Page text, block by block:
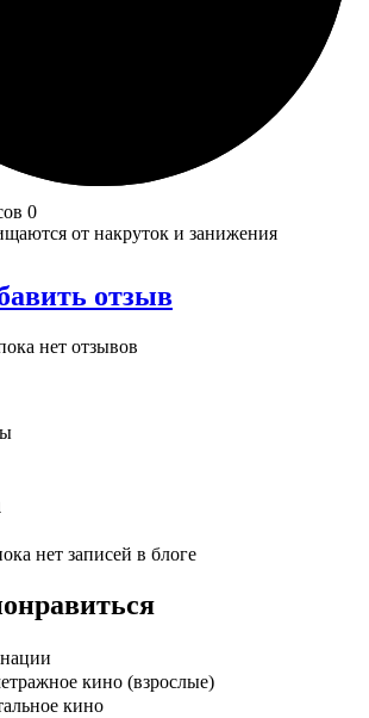
0
от накруток и занижения
отзыв
нет отзывов
нет записей в блоге
кино (взрослые)
кино